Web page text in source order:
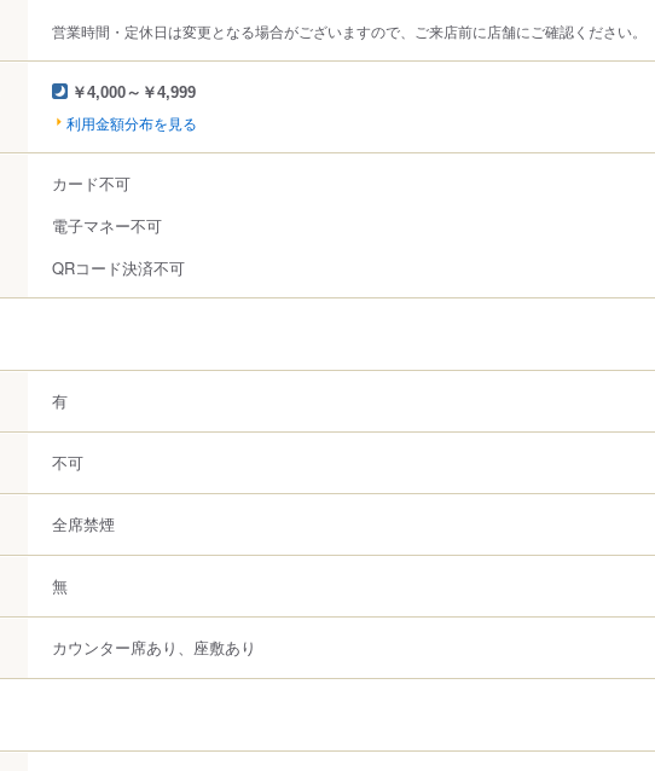
営業時間・定休日は変更となる場合がございますので、ご来店前に店舗にご確認ください。
￥4,000～￥4,999
利用金額分布を見る
カード不可
電子マネー不可
QRコード決済不可
有
不可
全席禁煙
無
カウンター席あり、座敷あり